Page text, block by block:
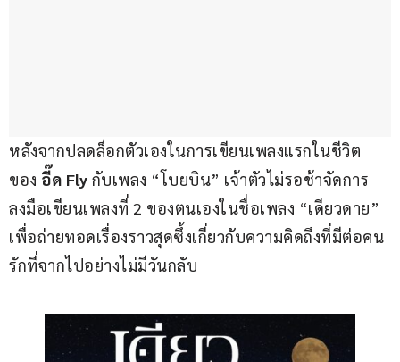
หลังจากปลดล็อกตัวเองในการเขียนเพลงแรกในชีวิต
ของ อี๊ด Fly กับเพลง “โบยบิน” เจ้าตัวไม่รอช้าจัดการ
ลงมือเขียนเพลงที่ 2 ของตนเองในชื่อเพลง “เดียวดาย”
เพื่อถ่ายทอดเรื่องราวสุดซึ้งเกี่ยวกับความคิดถึงที่มีต่อคน
รักที่จากไปอย่างไม่มีวันกลับ